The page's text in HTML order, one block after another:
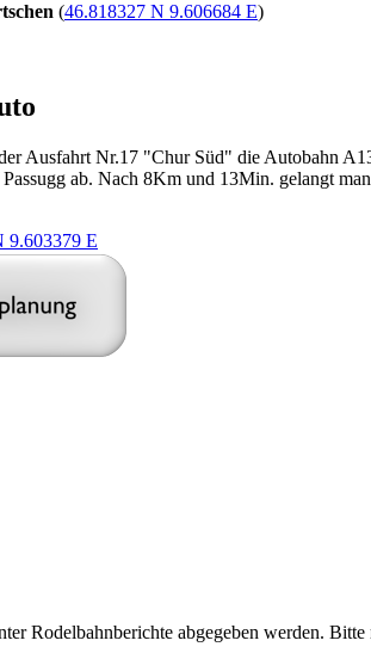
(46.818327 N 9.606684 E)
Ausfahrt Nr.17 "Chur Süd" die Autobahn
ab. Nach 8Km und 13Min. gelangt
9.603379 E
Rodelbahnberichte abgegeben werden.